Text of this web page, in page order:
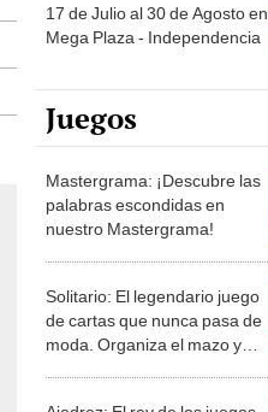
17 de Julio al 30 de Agosto en
Mega Plaza - Independencia
Juegos
Mastergrama: ¡Descubre las
palabras escondidas en
nuestro Mastergrama!
Solitario: El legendario juego
de cartas que nunca pasa de
moda. Organiza el mazo y